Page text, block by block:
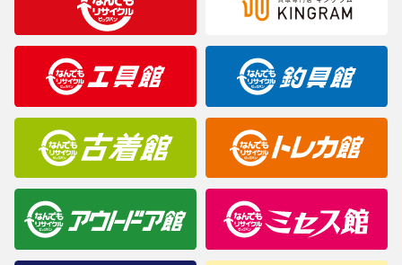
※表記したカラー名は、当社が判断した名称を掲載しています。
製造元が定めたカラー名と異なることもあります。色調などご不
明なことがありましたらご購入前にお問い合わせください。
商品について